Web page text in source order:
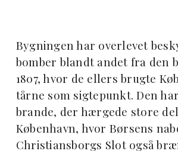
Bygningen har overlevet
bomber blandt andet fra den
1807, hvor de ellers brugte
tårne som sigtepunkt. Den
brande, der hærgede store
København, hvor Børsens
Christiansborgs Slot også